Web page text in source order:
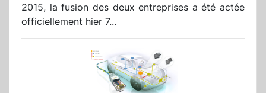
2015, la fusion des deux entreprises a été actée
officiellement hier 7...